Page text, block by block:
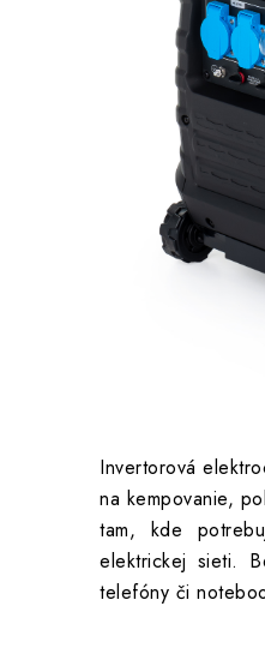
Invertorová
na kempovanie,
tam, kde
elektrickej sieti.
telefóny či